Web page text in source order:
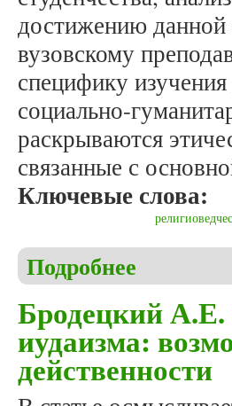
достижению
вузовскому
специфику
социально-
раскрываются
связанные с
Ключевые слова:
Подробнее
Бродецкий
иудаизма:
действенности